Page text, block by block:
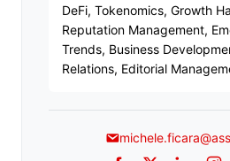
DeFi, Tokenomics, Growth
Reputation Management,
Trends, Business
Relations, Editorial